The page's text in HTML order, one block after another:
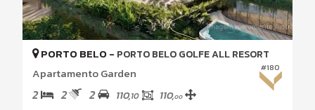
#180
PORTO BELO - PORTO BELO GOLFE ALL RESORT
Apartamento Garden
2 2 2 110,10 110,00